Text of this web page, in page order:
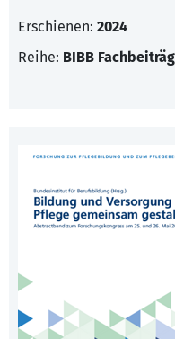
Erschienen: 2024
Reihe: BIBB